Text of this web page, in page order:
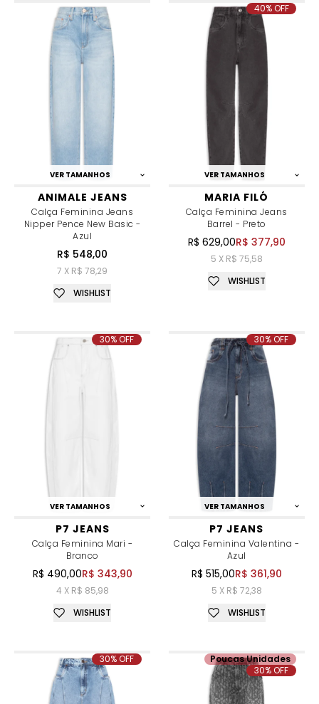
VER TAMANHOS
ANIMALE JEANS
Calça Feminina Jeans
Nipper Pence New Basic -
Azul
R$ 548,00
7 X R$ 78,29
WISHLIST
VER TAMANHOS
MARIA FILÓ
Calça Feminina Jeans
Barrel - Preto
R$ 629,00R$ 377,90
5 X R$ 75,58
40% OFF
WISHLIST
VER TAMANHOS
P7 JEANS
Calça Feminina Mari -
Branco
R$ 490,00R$ 343,90
4 X R$ 85,98
30% OFF
WISHLIST
VER TAMANHOS
P7 JEANS
Calça Feminina Valentina -
Azul
R$ 515,00R$ 361,90
5 X R$ 72,38
30% OFF
WISHLIST
30% OFF
Poucas Unidades
30% OFF